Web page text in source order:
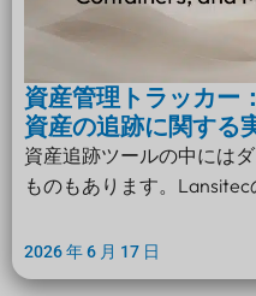
資産管理トラッカー
資産の追跡に関する
資産追跡ツールの中には
ものもあります。Lansitec
2026 年 6 月 17 日